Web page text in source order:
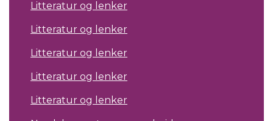
Litteratur og lenker
Litteratur og lenker
Litteratur og lenker
Litteratur og lenker
Litteratur og lenker